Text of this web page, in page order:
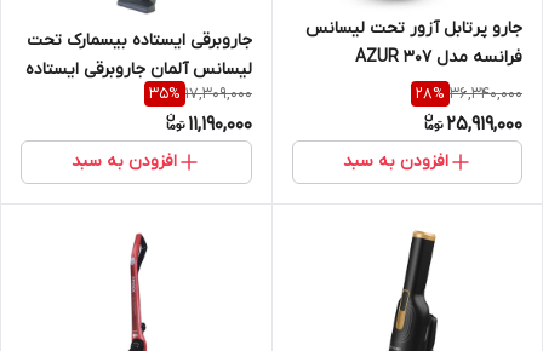
جارو پرتابل آزور تحت لیسانس
فرانسه مدل AZUR 307
36,340,000
28%
25,919,000
افزودن به سبد
جاروبرقی ایستاده بیسمارک تحت
لیسانس آلمان جاروبرقی ایستاده
bismark BM122
17,309,000
35%
11,190,000
افزودن به سبد